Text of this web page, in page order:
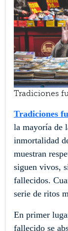
Tradiciones
Tradiciones
la mayoría de
inmortalidad
muestran
siguen vivos,
fallecidos.
serie de ritos
En primer
fallecido se